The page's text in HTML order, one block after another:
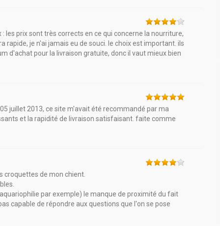
les prix sont très corrects en ce qui concerne la nourriture,
rapide, je n'ai jamais eu de souci. le choix est important. ils
d'achat pour la livraison gratuite, donc il vaut mieux bien
juillet 2013, ce site m'avait été recommandé par ma
et la rapidité de livraison satisfaisant. faite comme
croquettes de mon chient.
par exemple) le manque de proximité du fait
capable de répondre aux questions que l'on se pose